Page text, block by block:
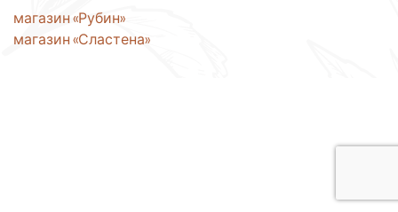
Навигация
по
магазин «Рубин»
магазин «Сластена»